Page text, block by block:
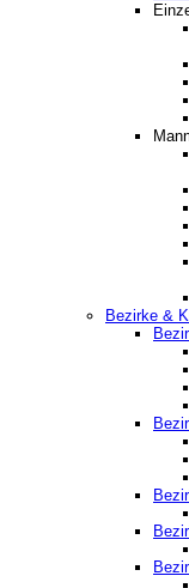
Bezirke &